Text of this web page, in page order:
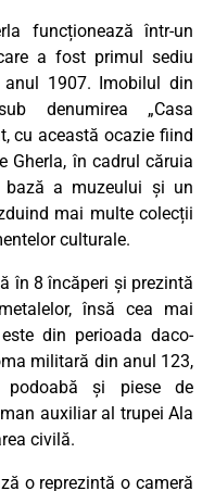
funcționează într-un
a fost primul sediu
1907. Imobilul din
denumirea „Casa
cu această ocazie fiind
Gherla, în cadrul căruia
a muzeului și un
mai multe colecții
culturale.
în 8 încăperi și prezintă
însă cea mai
din perioada daco-
militară din anul 123,
podoabă și piese de
auxiliar al trupei Ala
civilă.
o reprezintă o cameră